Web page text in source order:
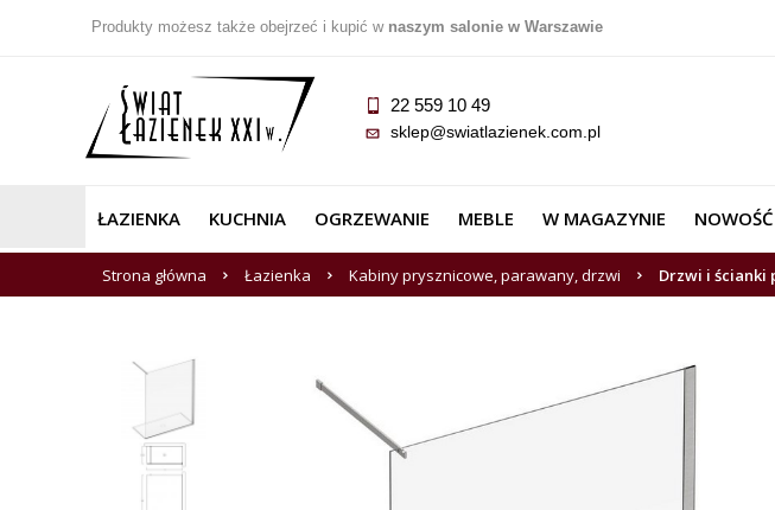
Produkty możesz także obejrzeć i kupić w naszym salonie w Warszawie
22 559 10 49
sklep@swiatlazienek.com.pl
ŁAZIENKA KUCHNIA OGRZEWANIE MEBLE W MAGAZYNIE NOWOŚĆ
Strona główna Łazienka Kabiny prysznicowe, parawany, drzwi Drzwi i ścianki